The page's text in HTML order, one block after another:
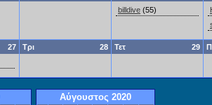
billdive (55)
27 28
Τρι 29
Τετ
Αύγουστος 2020